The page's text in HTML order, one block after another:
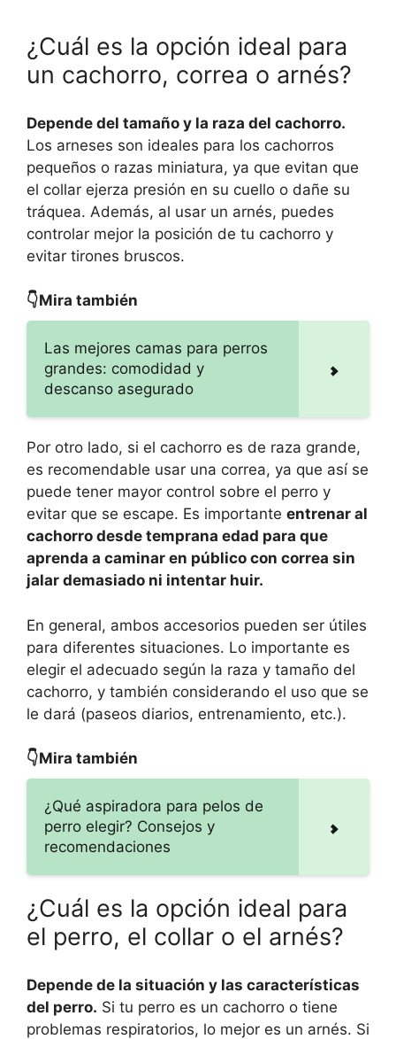
¿Cuál es la opción ideal para
un cachorro, correa o arnés?
Depende del tamaño y la raza del cachorro.
Los arneses son ideales para los cachorros
pequeños o razas miniatura, ya que evitan que
el collar ejerza presión en su cuello o dañe su
tráquea. Además, al usar un arnés, puedes
controlar mejor la posición de tu cachorro y
evitar tirones bruscos.
👇Mira también
Las mejores camas para perros
grandes: comodidad y
descanso asegurado
Por otro lado, si el cachorro es de raza grande,
es recomendable usar una correa, ya que así se
puede tener mayor control sobre el perro y
evitar que se escape. Es importante entrenar al
cachorro desde temprana edad para que
aprenda a caminar en público con correa sin
jalar demasiado ni intentar huir.
En general, ambos accesorios pueden ser útiles
para diferentes situaciones. Lo importante es
elegir el adecuado según la raza y tamaño del
cachorro, y también considerando el uso que se
le dará (paseos diarios, entrenamiento, etc.).
👇Mira también
¿Qué aspiradora para pelos de
perro elegir? Consejos y
recomendaciones
¿Cuál es la opción ideal para
el perro, el collar o el arnés?
Depende de la situación y las características
del perro. Si tu perro es un cachorro o tiene
problemas respiratorios, lo mejor es un arnés. Si